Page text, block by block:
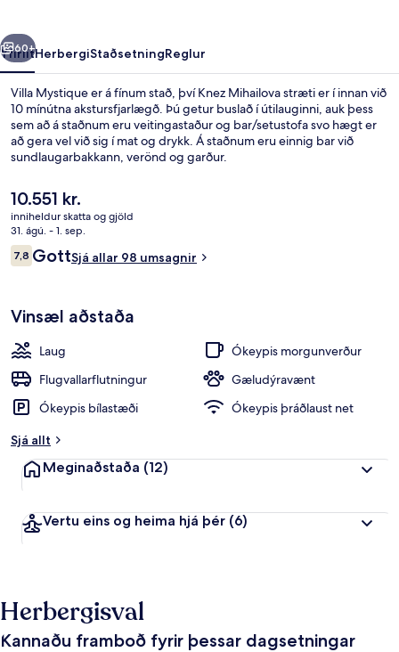
Næsta
60+
YfirlitHerbergiStaðsetningReglur
Villa Mystique er á fínum stað, því Knez Mihailova stræti er í innan við
10 mínútna akstursfjarlægð. Þú getur buslað í útilauginni, auk þess
sem að á staðnum eru veitingastaður og bar/setustofa svo hægt er
að gera vel við sig í mat og drykk. Á staðnum eru einnig bar við
sundlaugarbakkann, verönd og garður.
Núverandi
verð
er
10.551 kr.
10.551 kr.
inniheldur skatta og gjöld
31. ágú. - 1. sep.
Umsagnir
7,87,8 af 10
GottSjá allar 98 umsagnir
Vinsæl aðstaða
Laug
Ókeypis morgunverður
Flugvallarflutningur
Gæludýravænt
Ókeypis bílastæði
Ókeypis þráðlaust net
Sjá allt
Meginaðstaða (12)
Vertu eins og heima hjá þér (6)
Herbergisval
Kannaðu framboð fyrir þessar dagsetningar